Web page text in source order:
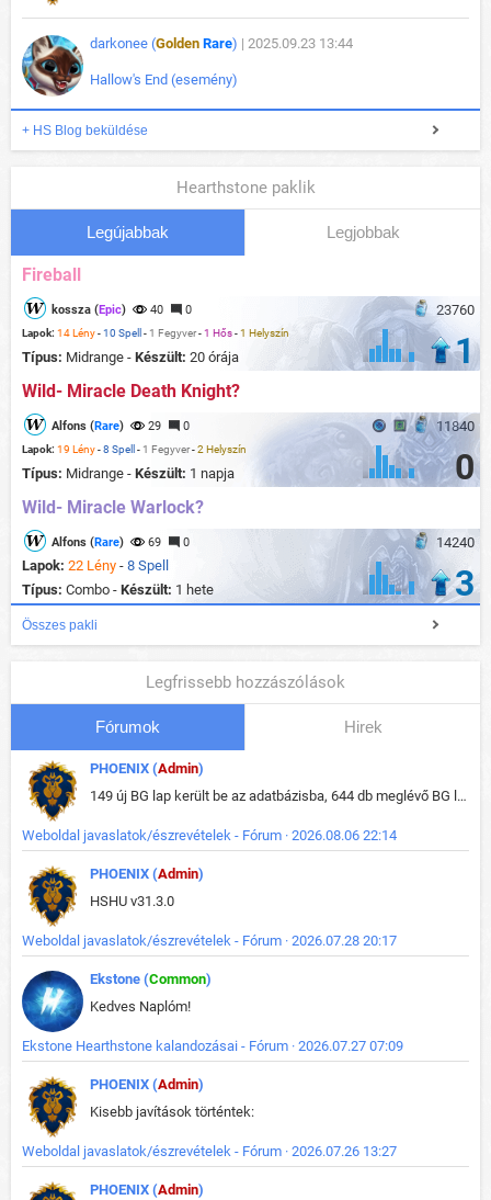
darkonee (Golden Rare) | 2025.09.23 13:44
Hallow's End (esemény)
+ HS Blog beküldése
Hearthstone paklik
Legújabbak Legjobbak
Fireball
23760
kossza (Epic) 40 0
Lapok: 14 Lény-10 Spell - 1 Fegyver-1 Hős-1 Helyszín
Típus: Midrange - Készült: 20 órája 1
Wild- Miracle Death Knight?
11840
Alfons (Rare) 29 0
Lapok: 19 Lény-8 Spell - 1 Fegyver-2 Helyszín
Típus: Midrange - Készült: 1 napja 0
Wild- Miracle Warlock?
14240
Alfons (Rare) 69 0
Lapok: 22 Lény - 8 Spell
Típus: Combo - Készült: 1 hete 3
Összes pakli
Legfrissebb hozzászólások
Fórumok Hirek
PHOENIX (Admin)
149 új BG lap került be az adatbázisba, 644 db meglévő BG lap módosult, bekerültek az új képek a megváltozott lapokhoz is.
Weboldal javaslatok/észrevételek - Fórum · 2026.08.06 22:14
PHOENIX (Admin)
HSHU v31.3.0
Weboldal javaslatok/észrevételek - Fórum · 2026.07.28 20:17
Ekstone (Common)
Kedves Naplóm!
Ekstone Hearthstone kalandozásai - Fórum · 2026.07.27 07:09
PHOENIX (Admin)
Kisebb javítások történtek:
Weboldal javaslatok/észrevételek - Fórum · 2026.07.26 13:27
PHOENIX (Admin)